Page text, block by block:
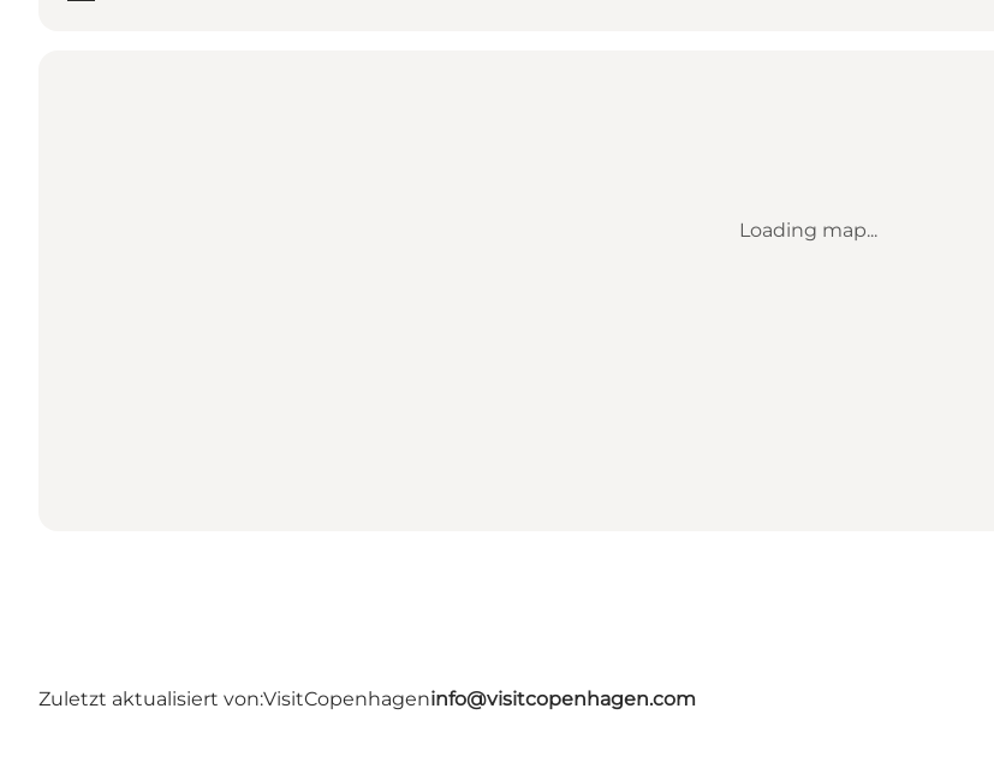
Loading map...
Zuletzt aktualisiert von:VisitCopenhageninfo@visitcopenhagen.com